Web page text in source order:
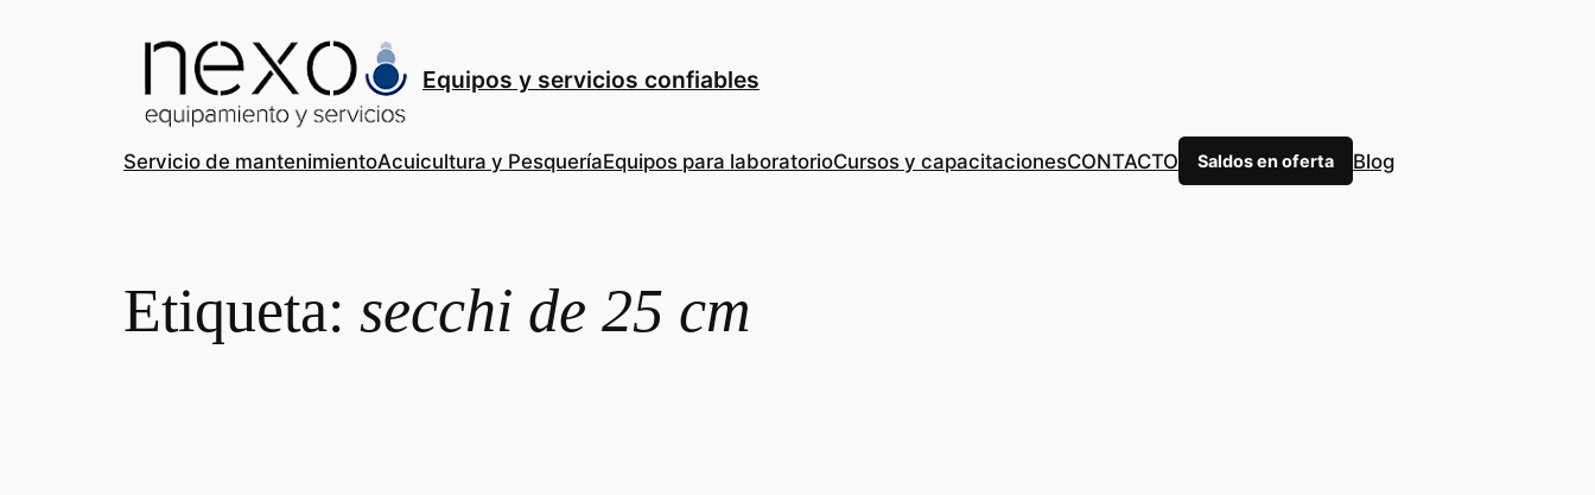
Equipos y servicios confiables
Servicio de mantenimientoAcuicultura y PesqueríaEquipos para laboratorioCursos y capacitacionesCONTACTO Saldos en oferta Blog
Etiqueta: secchi de 25 cm